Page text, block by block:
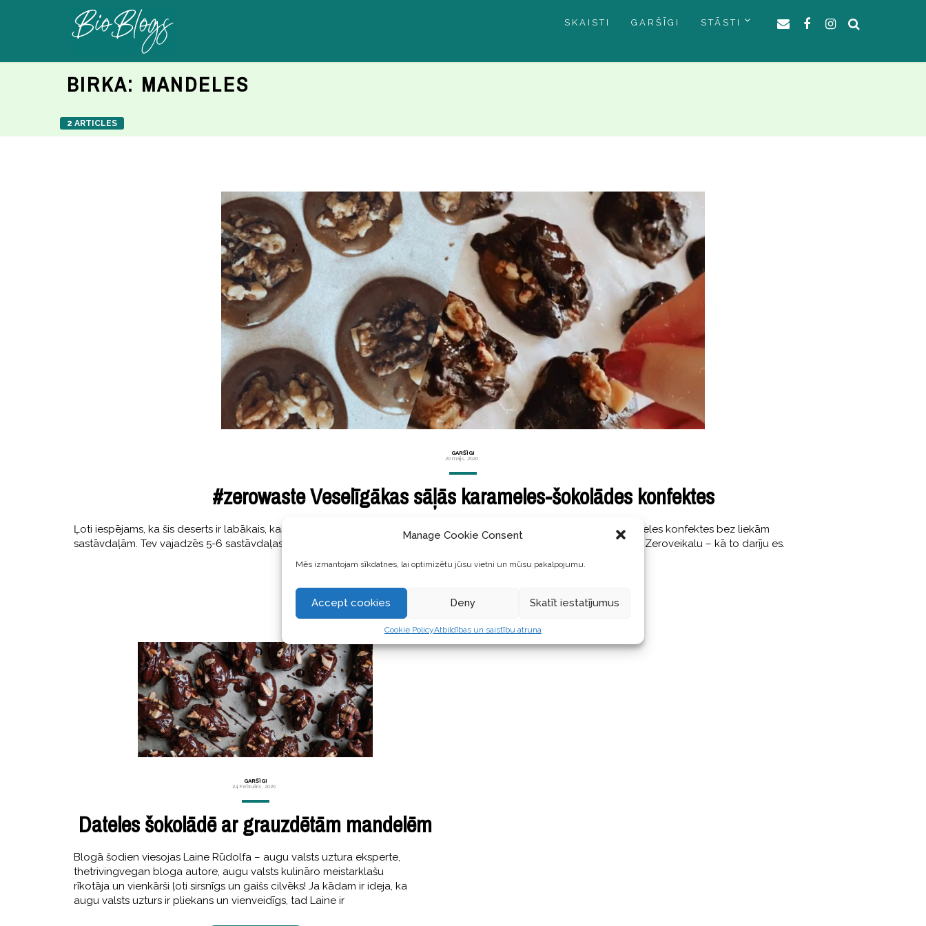
Manage Cookie Consent
Mēs izmantojam sīkdatnes, lai optimizētu jūsu vietni un mūsu pakalpojumu.
Accept cookies Deny Skatīt iestatījumus
Cookie PolicyAtbildības un saistību atruna
SKAISTI GARŠĪGI STĀSTI
BIRKA: MANDELES
2 ARTICLES
GARŠĪGI
20 maijs, 2020
#zerowaste Veselīgākas sāļās karameles-šokolādes konfektes
Ļoti iespējams, ka šis deserts ir labākais, kas šonedēļ atgadījās ar manām garšas kārpiņām. Fantastiski garšīgas karameles konfektes bez liekām
sastāvdaļām. Tev vajadzēs 5-6 sastāvdaļas, kuras ir pieejamas arī #zerowaste (beziepakojuma) formātā, ja apciemosi Zeroveikalu – kā to darīju es.
GARŠĪGI
24 Februāris, 2020
Dateles šokolādē ar grauzdētām mandelēm
Blogā šodien viesojas Laine Rūdolfa – augu valsts uztura eksperte,
thetrivingvegan bloga autore, augu valsts kulināro meistarklašu
rīkotāja un vienkārši ļoti sirsnīgs un gaišs cilvēks! Ja kādam ir ideja, ka
augu valsts uzturs ir pliekans un vienveidīgs, tad Laine ir